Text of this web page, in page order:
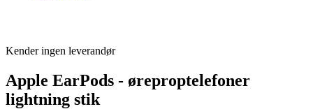
Kender ingen leverandør
Apple EarPods - øreproptelefoner
lightning stik